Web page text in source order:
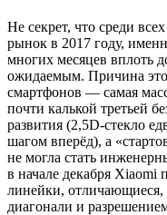
Не секрет, что среди
рынок в 2017 году,
многих месяцев вплоть
ожидаемым. Причина
смартфонов — самая
почти калькой третьей
развития (2,5D-стекло
шагом вперёд), а
не могла стать
в начале декабря Xiaomi
линейки, отличающиеся,
диагонали и